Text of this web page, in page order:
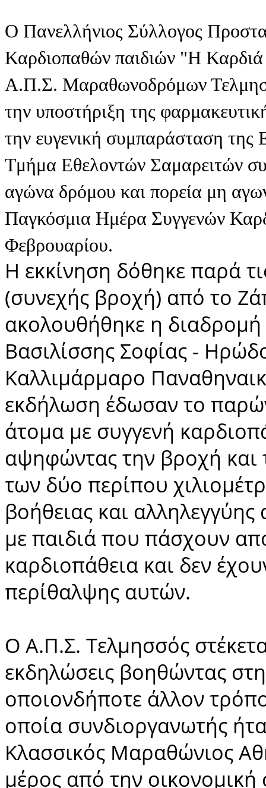
Ο Πανελλήνιος Σύλλογος
Καρδιοπαθών παιδιών "Η Καρδιά
Α.Π.Σ. Μαραθωνοδρόμων
την υποστήριξη της
την ευγενική συμπαράσταση
Τμήμα Εθελοντών Σαμαρειτών
αγώνα δρόμου και πορεία μη
Παγκόσμια Ημέρα Συγγενών
Φεβρουαρίου.
Η εκκίνηση δόθηκε παρά
(συνεχής βροχή) από το
ακολουθήθηκε η διαδρομή
Βασιλίσσης Σοφίας -
Καλλιμάρμαρο
εκδήλωση έδωσαν το
άτομα με συγγενή
αψηφώντας την βροχή και
των δύο περίπου
βοήθειας και αλληλεγγύης
με παιδιά που πάσχουν
καρδιοπάθεια και δεν
περίθαλψης αυτών.
Ο Α.Π.Σ. Τελμησσός
εκδηλώσεις βοηθώντας
οποιονδήποτε άλλον
οποία συνδιοργανωτής
Κλασσικός Μαραθώνιος
μέρος από την